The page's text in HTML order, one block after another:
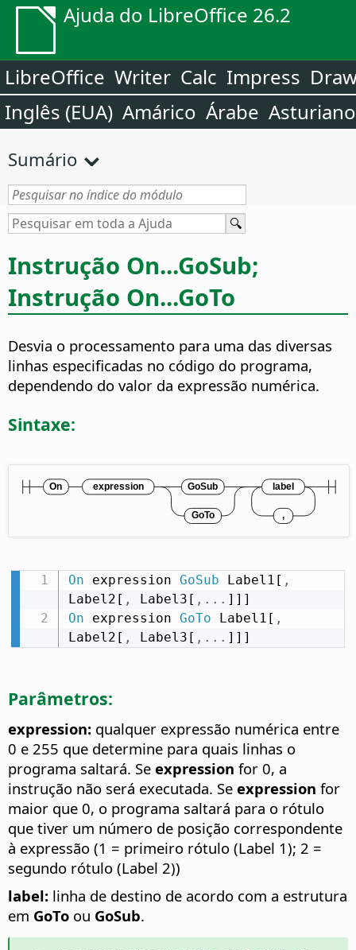
Ajuda do LibreOffice 26.2
LibreOffice Writer Calc Impress
Inglês (EUA) Amárico Árabe Asturiano
Sumário
Instrução On...GoSub;
Instrução On...GoTo
Desvia o processamento para uma das diversas
linhas especificadas no código do programa,
dependendo do valor da expressão numérica.
Sintaxe:
On expression GoSub Label1[ ,
Label2[ , Label3[ , . . .
On expression GoTo Label1[ ,
Label2[ , Label3[ , . . . ]]]
Parâmetros:
expression: qualquer expressão numérica entre
0 e 255 que determine para quais linhas o
programa saltará. Se expression for 0, a
instrução não será executada. Se expression for
maior que 0, o programa saltará para o rótulo
que tiver um número de posição correspondente
à expressão (1 = primeiro rótulo (Label 1); 2 =
segundo rótulo (Label 2))
label: linha de destino de acordo com a estrutura
em GoTo ou GoSub.